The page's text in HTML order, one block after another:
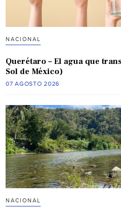
NACIONAL
Querétaro – El agua que
Sol de México)
07 AGOSTO 2026
NACIONAL